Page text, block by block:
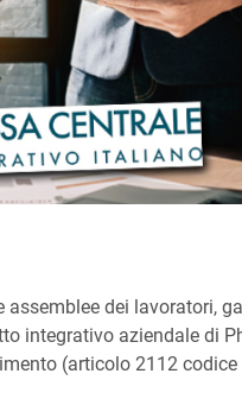
assemblee dei
integrativo aziendale
(articolo 2112 codice